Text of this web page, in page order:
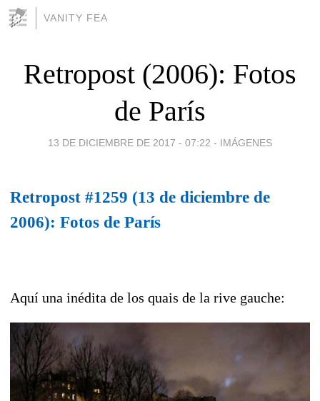
VANITY FEA
Retropost (2006): Fotos
de París
13 DE DICIEMBRE DE 2017 - 07:22 - IMÁGENES
Retropost #1259 (13 de diciembre de
2006): Fotos de París
Aquí una inédita de los quais de la rive gauche: